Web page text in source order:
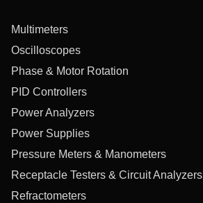
Multimeters
Oscilloscopes
Phase & Motor Rotation
PID Controllers
Power Analyzers
Power Supplies
Pressure Meters & Manometers
Receptacle Testers & Circuit Analyzers
Refractometers